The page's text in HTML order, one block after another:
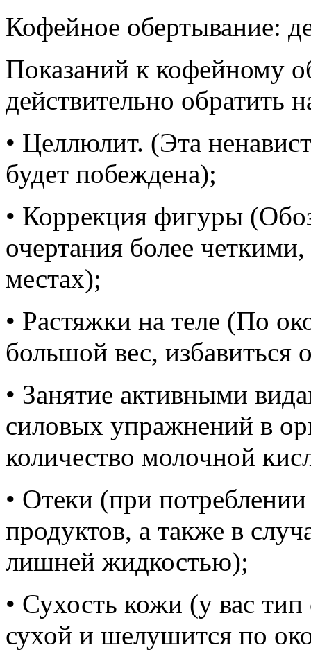
Кофейное обертывание:
Показаний к кофейному
действительно обратить
• Целлюлит. (Эта
будет побеждена);
• Коррекция фигуры
очертания более
местах);
• Растяжки на теле (По
большой вес, избавиться
• Занятие активными
силовых упражнений в
количество молочной
• Отеки (при
продуктов, а также в
лишней жидкостью);
• Сухость кожи (у вас
сухой и шелушится по